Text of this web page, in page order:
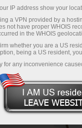
คอมมิชชั่นที่
เงื่อนไขที่เ
หุ้นและดัชนี
InstaForex
สูงสุด 30%
ประโยชน์จ
พิเศษอื่น ๆ
ความเร็ว
ในการเทรดแ
แจ็กพอตของ
ฝากเงินจำนวน
$1,500
เทรดแบบไร้ค
กำไรของคุณ
IP address show your
a VPN provided by a
not have proper WHOIS
in the WHOIS
whether you are a US
being a US resident,
for any inconvenience